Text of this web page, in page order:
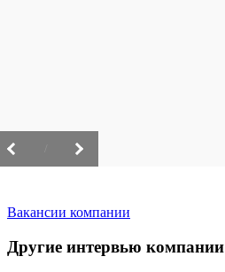
Вакансии компании
Другие интервью компании